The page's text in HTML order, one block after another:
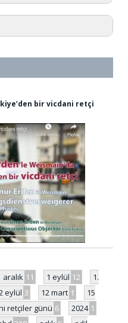
bir vicdani retçi
aralık 11 1 eylül 12
1.
eylül 3 12 mart 1
15
retçiler günü 6 2024 1